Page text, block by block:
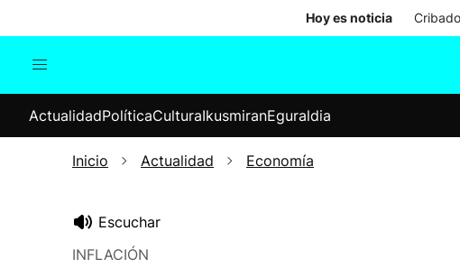
Hoy es noticia
Internacional
Elecciones
ActualidadPolíticaCulturaIkusmiranEguraldia
Inicio Actualidad Economía
Escuchar
INFLACIÓN